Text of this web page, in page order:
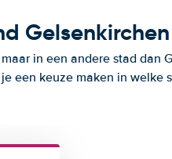
Gelsenkirchen
in een andere stad dan
een keuze maken in welke